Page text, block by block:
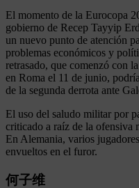
El momento de la Eurocopa
gobierno de Recep Tayyip
un nuevo punto de atención
problemas económicos y
retrasado, que comenzó con
en Roma el 11 de junio,
de la segunda derrota ante
El uso del saludo militar por
criticado a raíz de la ofensiva
En Alemania, varios
envueltos en el furor.
何子维